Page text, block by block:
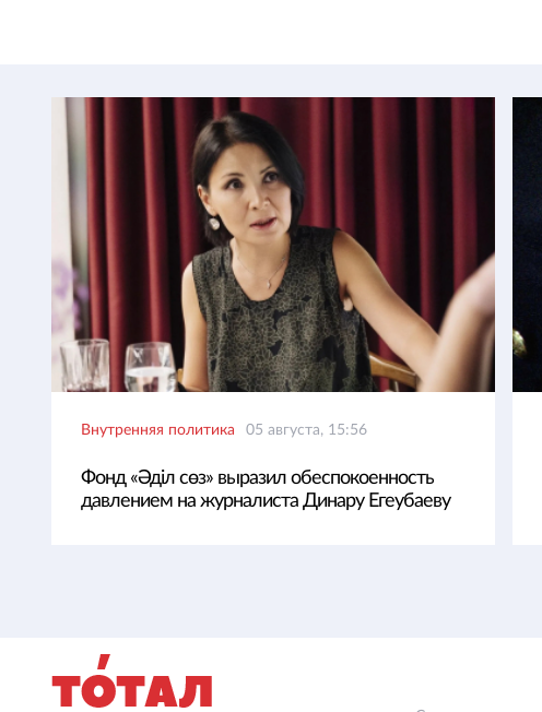
Внутренняя политика 05 августа, 15:56
Фонд «Әділ сөз» выразил обеспокоенность
давлением на журналиста Динару Егеубаеву